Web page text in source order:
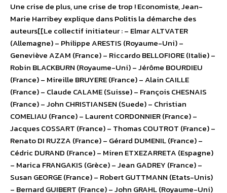
Une crise de plus, une crise de trop ! Economiste, Jean-
Marie Harribey explique dans Politis la démarche des
auteurs[[Le collectif initiateur : – Elmar ALTVATER
(Allemagne) – Philippe ARESTIS (Royaume-Uni) –
Geneviève AZAM (France) – Riccardo BELLOFIORE (Italie) –
Robin BLACKBURN (Royaume-Uni) – Jérôme BOURDIEU
(France) – Mireille BRUYERE (France) – Alain CAILLE
(France) – Claude CALAME (Suisse) – François CHESNAIS
(France) – John CHRISTIANSEN (Suede) – Christian
COMELIAU (France) – Laurent CORDONNIER (France) –
Jacques COSSART (France) – Thomas COUTROT (France) –
Renato DI RUZZA (France) – Gérard DUMENIL (France) –
Cédric DURAND (France) – Miren ETXEZARRETA (Espagne)
– Marica FRANGAKIS (Grèce) – Jean GADREY (France) –
Susan GEORGE (France) – Robert GUTTMANN (Etats-Unis)
– Bernard GUIBERT (France) – John GRAHL (Royaume-Uni)